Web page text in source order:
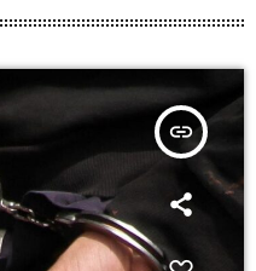
insert_link